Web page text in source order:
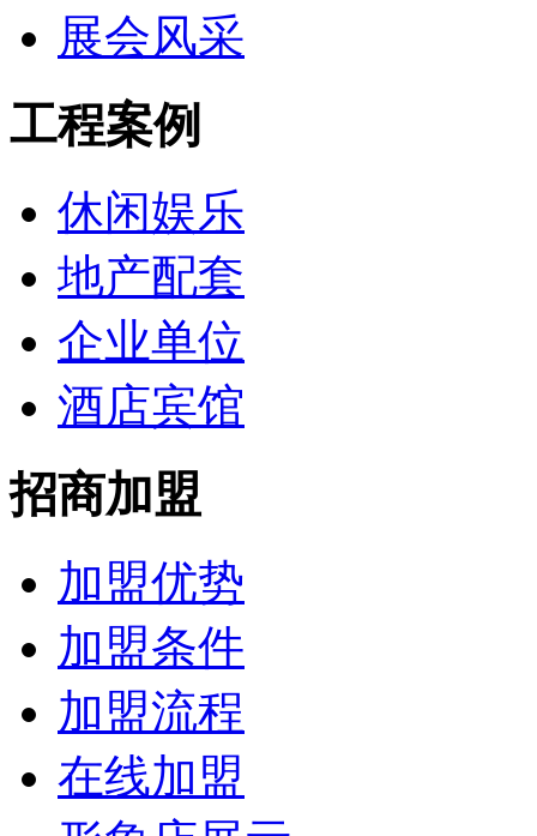
展会风采
工程案例
休闲娱乐
地产配套
企业单位
酒店宾馆
招商加盟
加盟优势
加盟条件
加盟流程
在线加盟